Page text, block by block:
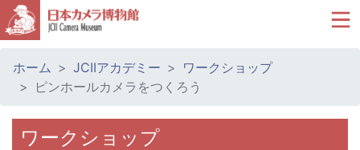
ホーム JCIIアカデミー
ワークショップ
ピンホールカメラをつくろう
ワークショップ